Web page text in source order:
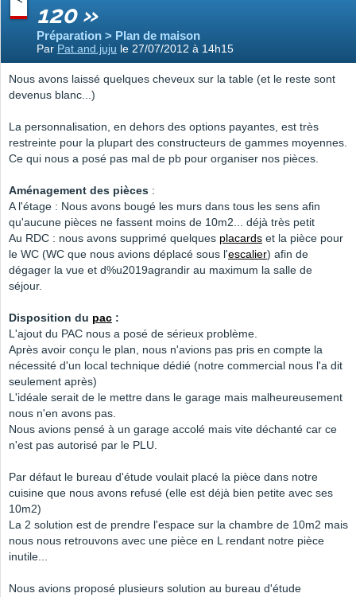
120 »
Préparation > Plan de maison
Par Pat.and.juju le 27/07/2012 à 14h15
Nous avons laissé quelques cheveux sur la table (et le reste sont
devenus blanc...)
La personnalisation, en dehors des options payantes, est très
restreinte pour la plupart des constructeurs de gammes moyennes.
Ce qui nous a posé pas mal de pb pour organiser nos pièces.
Aménagement des pièces :
A l'étage : Nous avons bougé les murs dans tous les sens afin
qu'aucune pièces ne fassent moins de 10m2... déjà très petit
Au RDC : nous avons supprimé quelques placards et la pièce pour
le WC (WC que nous avions déplacé sous l'escalier) afin de
dégager la vue et d%u2019agrandir au maximum la salle de
séjour.
Disposition du pac :
L'ajout du PAC nous a posé de sérieux problème.
Après avoir conçu le plan, nous n'avions pas pris en compte la
nécessité d'un local technique dédié (notre commercial nous l'a dit
seulement après)
L'idéale serait de le mettre dans le garage mais malheureusement
nous n'en avons pas.
Nous avions pensé à un garage accolé mais vite déchanté car ce
n'est pas autorisé par le PLU.
Par défaut le bureau d'étude voulait placé la pièce dans notre
cuisine que nous avons refusé (elle est déjà bien petite avec ses
10m2)
La 2 solution est de prendre l'espace sur la chambre de 10m2 mais
nous nous retrouvons avec une pièce en L rendant notre pièce
inutile...
Nous avions proposé plusieurs solution au bureau d'étude